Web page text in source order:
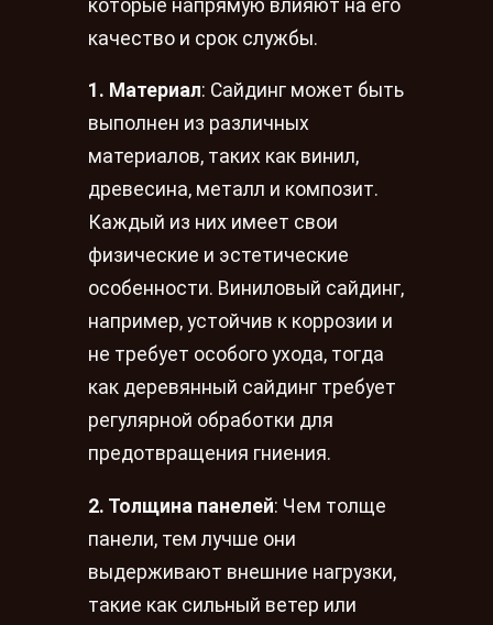
которые напрямую влияют на его
качество и срок службы.
1. Материал: Сайдинг может быть
выполнен из различных
материалов, таких как винил,
древесина, металл и композит.
Каждый из них имеет свои
физические и эстетические
особенности. Виниловый сайдинг,
например, устойчив к коррозии и
не требует особого ухода, тогда
как деревянный сайдинг требует
регулярной обработки для
предотвращения гниения.
2. Толщина панелей: Чем толще
панели, тем лучше они
выдерживают внешние нагрузки,
такие как сильный ветер или